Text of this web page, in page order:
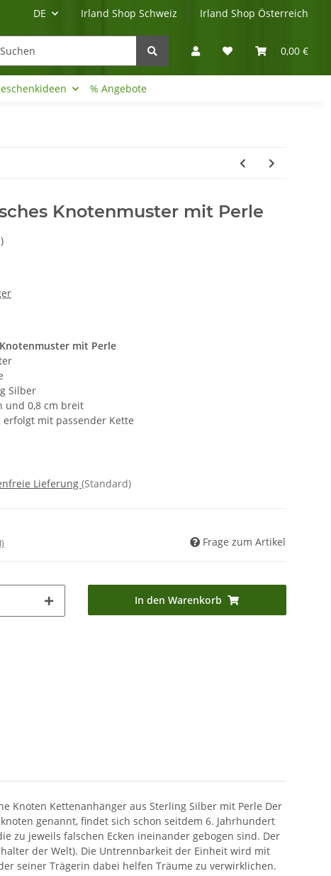
DE Irland Shop Schweiz Irland Shop Österreich
0,00 €
% Angebote
Knotenmuster mit Perle
mit Perle
Silber
und 0,8 cm breit
erfolgt mit passender Kette
Lieferung (Standard)
Frage zum Artikel
In den Warenkorb
Knoten Kettenanhänger aus Sterling Silber mit Perle Der
genannt, findet sich schon seitdem 6. Jahrhundert
zu jeweils falschen Ecken ineinander gebogen sind. Der
der Welt). Die Untrennbarkeit der Einheit wird mit
seiner Trägerin dabei helfen Träume zu verwirklichen.